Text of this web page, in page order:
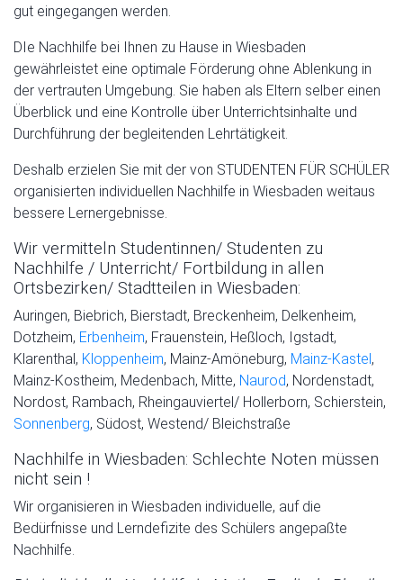
gut eingegangen werden.
DIe Nachhilfe bei Ihnen zu Hause in Wiesbaden
gewährleistet eine optimale Förderung ohne Ablenkung in
der vertrauten Umgebung. Sie haben als Eltern selber einen
Überblick und eine Kontrolle über Unterrichtsinhalte und
Durchführung der begleitenden Lehrtätigkeit.
Deshalb erzielen Sie mit der von STUDENTEN FÜR SCHÜLER
organisierten individuellen Nachhilfe in Wiesbaden weitaus
bessere Lernergebnisse.
Wir vermitteln Studentinnen/ Studenten zu
Nachhilfe / Unterricht/ Fortbildung in allen
Ortsbezirken/ Stadtteilen in Wiesbaden:
Auringen, Biebrich, Bierstadt, Breckenheim, Delkenheim,
Dotzheim, Erbenheim, Frauenstein, Heßloch, Igstadt,
Klarenthal, Kloppenheim, Mainz-Amöneburg, Mainz-Kastel,
Mainz-Kostheim, Medenbach, Mitte, Naurod, Nordenstadt,
Nordost, Rambach, Rheingauviertel/ Hollerborn, Schierstein,
Sonnenberg, Südost, Westend/ Bleichstraße
Nachhilfe in Wiesbaden: Schlechte Noten müssen
nicht sein !
Wir organisieren in Wiesbaden individuelle, auf die
Bedürfnisse und Lerndefizite des Schülers angepaßte
Nachhilfe.